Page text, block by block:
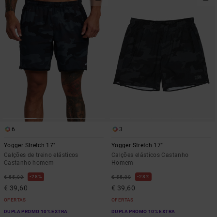
6
Yogger Stretch 17"
Calções de treino elásticos
Castanho homem
€ 55,00 28%
€ 39,60
OFERTAS
DUPLA PROMO 10% EXTRA
3
Yogger Stretch 17"
Calções elásticos Castanho
Homem
€ 55,00 28%
€ 39,60
OFERTAS
DUPLA PROMO 10% EXTRA